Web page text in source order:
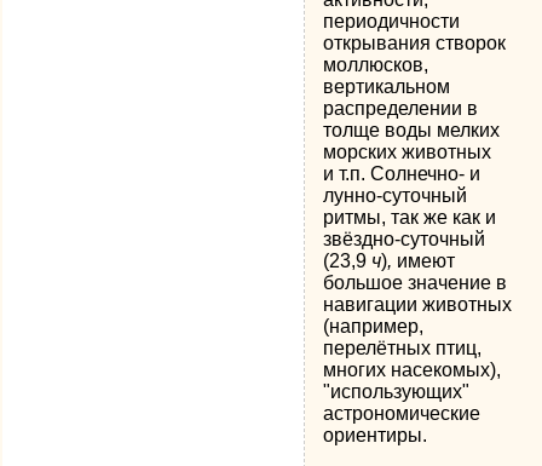
периодичности
открывания створок
моллюсков,
вертикальном
распределении в
толще воды мелких
морских животных
и т.п. Солнечно- и
лунно-суточный
ритмы, так же как и
звёздно-суточный
(23,9 ч), имеют
большое значение в
навигации животных
(например,
перелётных птиц,
многих насекомых),
"использующих"
астрономические
ориентиры.